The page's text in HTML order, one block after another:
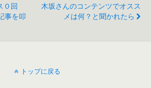
０回
事を叩
木坂さんのコンテンツでオスス
メは何？と聞かれたら
トップに戻る